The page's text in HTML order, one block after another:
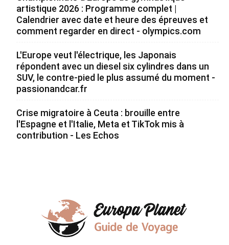
artistique 2026 : Programme complet |
Calendrier avec date et heure des épreuves et
comment regarder en direct - olympics.com
L'Europe veut l'électrique, les Japonais
répondent avec un diesel six cylindres dans un
SUV, le contre-pied le plus assumé du moment -
passionandcar.fr
Crise migratoire à Ceuta : brouille entre
l'Espagne et l'Italie, Meta et TikTok mis à
contribution - Les Echos